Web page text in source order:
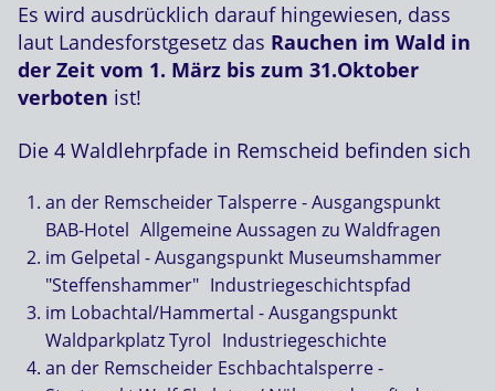
Es wird ausdrücklich darauf hingewiesen, dass
laut Landesforstgesetz das Rauchen im Wald in
der Zeit vom 1. März bis zum 31.Oktober
verboten ist!
Die 4 Waldlehrpfade in Remscheid befinden sich
an der Remscheider Talsperre - Ausgangspunkt
BAB-Hotel Allgemeine Aussagen zu Waldfragen
im Gelpetal - Ausgangspunkt Museumshammer
"Steffenshammer" Industriegeschichtspfad
im Lobachtal/Hammertal - Ausgangspunkt
Waldparkplatz Tyrol Industriegeschichte
an der Remscheider Eschbachtalsperre -